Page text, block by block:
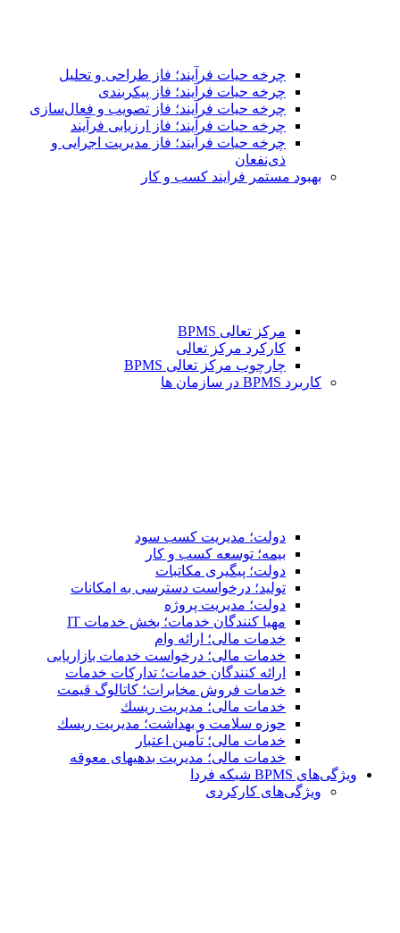
چرخه حیات فرآیند؛ فاز طراحی و تحلیل
چرخه حیات فرآیند؛ فاز پیکربندی
چرخه حیات فرآیند؛ فاز تصویب و فعال‌سازی
چرخه حیات فرآیند؛ فاز ارزیابی فرآیند
چرخه حیات فرآیند؛ فاز مدیریت اجرایی و
ذی‌نفعان
بهبود مستمر فرایند کسب و کار
مرکز تعالی BPMS
کارکرد مرکز تعالی
چارچوب مرکز تعالی BPMS
کاربرد BPMS در سازمان ها
دولت؛ مدیریت کسب سود
بیمه؛ توسعه کسب و کار
دولت؛ پیگیری مکاتبات
تولید؛ درخواست دسترسی به امكانات
دولت؛ مدیریت پروژه
مهیا کنندگان خدمات؛ بخش خدمات IT
خدمات مالی؛ ارائه وام
خدمات مالی؛ درخواست خدمات بازاریابی
ارائه کنندگان خدمات؛ تدارکات خدمات
خدمات فروش مخابرات؛ کاتالوگ قیمت
خدمات مالی؛ مدیریت ریسك
حوزه سلامت و بهداشت؛ مدیریت ریسك
خدمات مالی؛ تأمین اعتبار
خدمات مالی؛ مدیریت بدهیهاى معوقه
ویژگی‌های BPMS شبکه فردا
ویژگی‌های كاركردی